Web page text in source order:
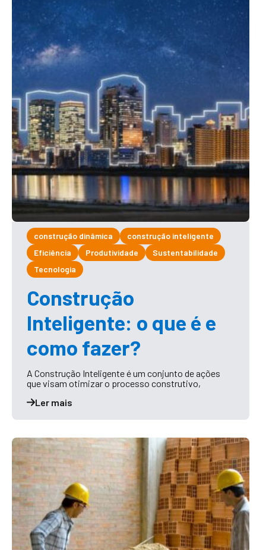
construção dinâmica
construção inteligente
Eficiência
Produtividade
Sustentabilidade
Tecnologia
Construção
Inteligente: o que é e
como fazer?
A Construção Inteligente é um conjunto de ações
que visam otimizar o processo construtivo,
Ler mais